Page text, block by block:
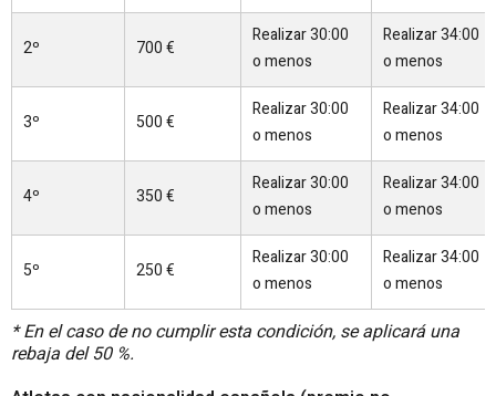
2º 700 €
Realizar 30:00
o menos
Realizar 34:00
o menos
3º 500 €
Realizar 30:00
o menos
Realizar 34:00
o menos
4º 350 €
Realizar 30:00
o menos
Realizar 34:00
o menos
5º 250 €
Realizar 30:00
o menos
Realizar 34:00
o menos
* En el caso de no cumplir esta condición, se aplicará una
rebaja del 50 %.